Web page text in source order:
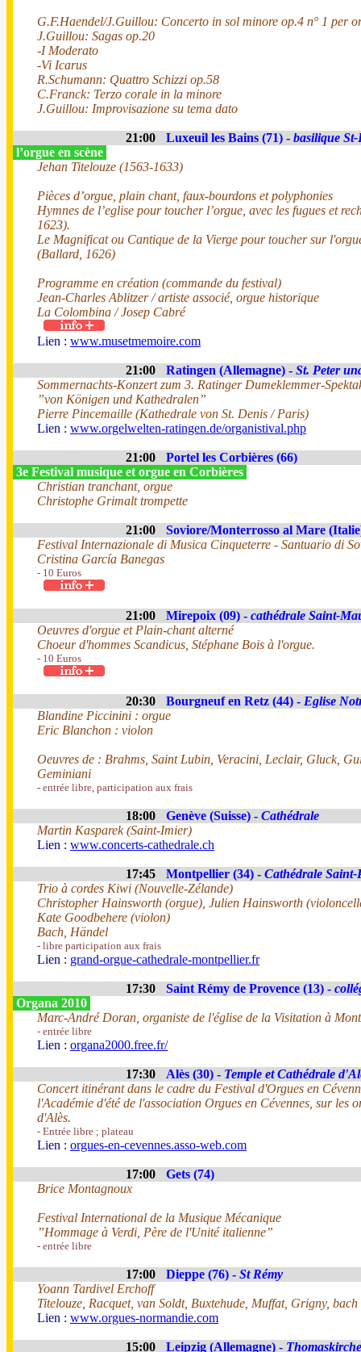
G.F.Haendel/J.Guillou: Concerto in sol minore op.4 n° 1 per
J.Guillou: Sagas op.20
-I Moderato
-Vi Icarus
R.Schumann: Quattro Schizzi op.58
C.Franck: Terzo corale in la minore
J.Guillou: Improvisazione su tema dato
21:00 Luxeuil les Bains (71) - basilique
l’orgue en scène
Jehan Titelouze (1563-1633)
Pièces d’orgue, plain chant, faux-bourdons et polyphonies
Hymnes de l’eglise pour toucher l’orgue, avec les fugues et
1623).
Le Magnificat ou Cantique de la Vierge pour toucher sur
(Ballard, 1626)
Programme en création (commande du festival)
Jean-Charles Ablitzer / artiste associé, orgue historique
La Colombina / Josep Cabré
Lien : www.musetmemoire.com
21:00 Ratingen (Allemagne) - St. Peter
Sommernachts-Konzert zum 3. Ratinger Dumeklemmer-
”von Königen und Kathedralen”
Pierre Pincemaille (Kathedrale von St. Denis / Paris)
Lien : www.orgelwelten-ratingen.de/organistival.php
21:00
Portel les Corbières (66)
3e Festival musique et orgue en Corbières
Christian tranchant, orgue
Christophe Grimalt trompette
21:00
Soviore/Monterrosso al Mare
Festival Internazionale di Musica Cinqueterre - Santuario di
Cristina García Banegas
- 10 Euros
21:00 Mirepoix (09) - cathédrale Saint-
Oeuvres d'orgue et Plain-chant alterné
Choeur d'hommes Scandicus, Stéphane Bois à l'orgue.
- 10 Euros
20:30 Bourgneuf en Retz (44) - Eglise
Blandine Piccinini : orgue
Eric Blanchon : violon
Oeuvres de : Brahms, Saint Lubin, Veracini, Leclair, Gluck,
Geminiani
- entrée libre, participation aux frais
18:00 Genève (Suisse) - Cathédrale
Martin Kasparek (Saint-Imier)
Lien : www.concerts-cathedrale.ch
17:45 Montpellier (34) - Cathédrale Saint-
Trio à cordes Kiwi (Nouvelle-Zélande)
Christopher Hainsworth (orgue), Julien Hainsworth
Kate Goodbehere (violon)
Bach, Händel
- libre participation aux frais
Lien : grand-orgue-cathedrale-montpellier.fr
17:30 Saint Rémy de Provence (13) -
Organa 2010
Marc-André Doran, organiste de l'église de la Visitation à
- entrée libre
Lien : organa2000.free.fr/
17:30 Alès (30) - Temple et Cathédrale
Concert itinérant dans le cadre du Festival d'Orgues en
l'Académie d'été de l'association Orgues en Cévennes, sur les
d'Alès.
- Entrée libre ; plateau
Lien : orgues-en-cevennes.asso-web.com
17:00
Gets (74)
Brice Montagnoux
Festival International de la Musique Mécanique
”Hommage à Verdi, Père de l'Unité italienne”
- entrée libre
17:00 Dieppe (76) - St Rémy
Yoann Tardivel Erchoff
Titelouze, Racquet, van Soldt, Buxtehude, Muffat, Grigny, bach
Lien : www.orgues-normandie.com
15:00 Leipzig (Allemagne) - Thomaskirche